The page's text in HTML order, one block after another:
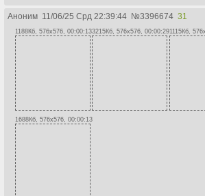
Аноним 11/06/25 Срд 22:39:44 №3396674 31
1188Кб, 576x576, 00:00:133215Кб, 576x576, 00:00:291115Кб,
1688Кб, 576x576, 00:00:13